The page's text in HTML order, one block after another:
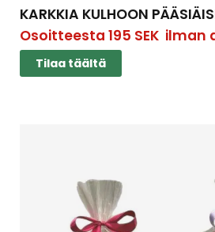
KARKKIA KULHOON
Osoitteesta 195 SEKilman
Tilaa täältä